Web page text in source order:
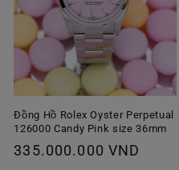
Đồng Hồ Rolex Oyster Perpetual
126000 Candy Pink size 36mm
Giá
335.000.000 VND